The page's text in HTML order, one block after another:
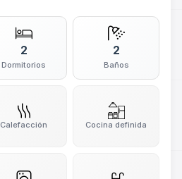
2
Dormitorios
2
Baños
Calefacción Cocina definida